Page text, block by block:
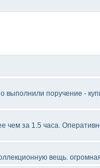
поручение -
чем за 1.5 часа.
вещь.